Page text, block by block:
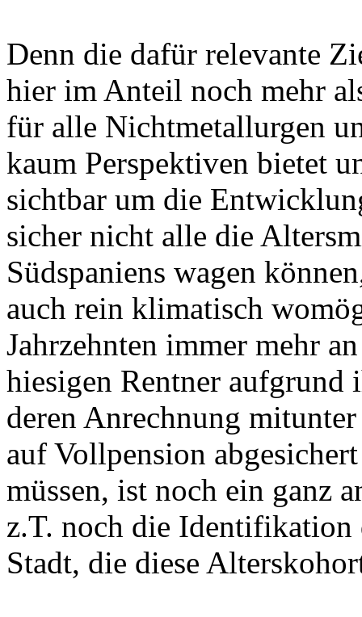
Denn die dafür relevante
hier im Anteil noch mehr
für alle Nichtmetallurgen
kaum Perspektiven bietet
sichtbar um die
sicher nicht alle die
Südspaniens wagen
auch rein klimatisch
Jahrzehnten immer mehr
hiesigen Rentner aufgrund
deren Anrechnung
auf Vollpension
müssen, ist noch ein ganz
z.T. noch die
Stadt, die diese